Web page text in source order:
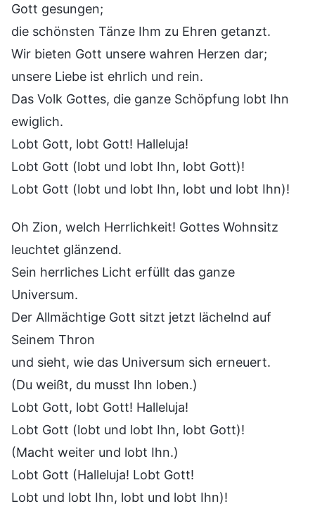
Gott gesungen;
die schönsten Tänze Ihm zu Ehren getanzt.
Wir bieten Gott unsere wahren Herzen dar;
unsere Liebe ist ehrlich und rein.
Das Volk Gottes, die ganze Schöpfung lobt Ihn
ewiglich.
Lobt Gott, lobt Gott! Halleluja!
Lobt Gott (lobt und lobt Ihn, lobt Gott)!
Lobt Gott (lobt und lobt Ihn, lobt und lobt Ihn)!
Oh Zion, welch Herrlichkeit! Gottes Wohnsitz
leuchtet glänzend.
Sein herrliches Licht erfüllt das ganze
Universum.
Der Allmächtige Gott sitzt jetzt lächelnd auf
Seinem Thron
und sieht, wie das Universum sich erneuert.
(Du weißt, du musst Ihn loben.)
Lobt Gott, lobt Gott! Halleluja!
Lobt Gott (lobt und lobt Ihn, lobt Gott)!
(Macht weiter und lobt Ihn.)
Lobt Gott (Halleluja! Lobt Gott!
Lobt und lobt Ihn, lobt und lobt Ihn)!